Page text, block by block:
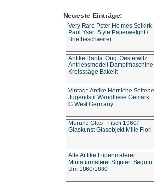
Neueste Einträge:
Very Rare Peter Holmes Selkirk
Paul Ysart Style Paperweight /
Briefbeschwerer
Antike Rarität Orig. Oesterwitz
Antriebsmodell Dampfmaschine
Kreisssäge Bakelit
Vintage Antike Herrliche Seltene
Jugendstil Wandfliese Gemarkt
G West Germany
Murano Glas - Fisch 1960?
Glaskunst Glasobjekt Mille Fiori
Alte Antike Lupenmalerei
Miniaturmalerei Signiert Seguin
Um 1860/1880